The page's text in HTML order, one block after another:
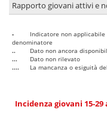
Rapporto giovani attivi e
-
Indicatore non
denominatore
..
Dato non ancora
...
Dato non rilevato
....
La mancanza o esiguità
Incidenza giovani 15-